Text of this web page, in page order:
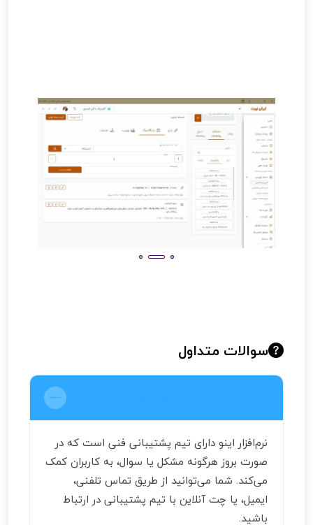
سوالات متداول
نرم‌افزار اینو دارای تیم پشتیبانی فنی است که در
صورت بروز هرگونه مشکل یا سوال، به کاربران کمک
می‌کند. شما می‌توانید از طریق تماس تلفنی،
ایمیل، یا چت آنلاین با تیم پشتیبانی در ارتباط
باشید.